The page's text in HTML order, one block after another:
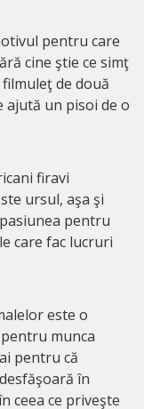
pentru care
cine ştie ce simţ
de două
ajută un pisoi de o
firavi
ursul, aşa şi
pentru
care fac lucruri
este o
munca
pentru că
în
ceea ce priveşte